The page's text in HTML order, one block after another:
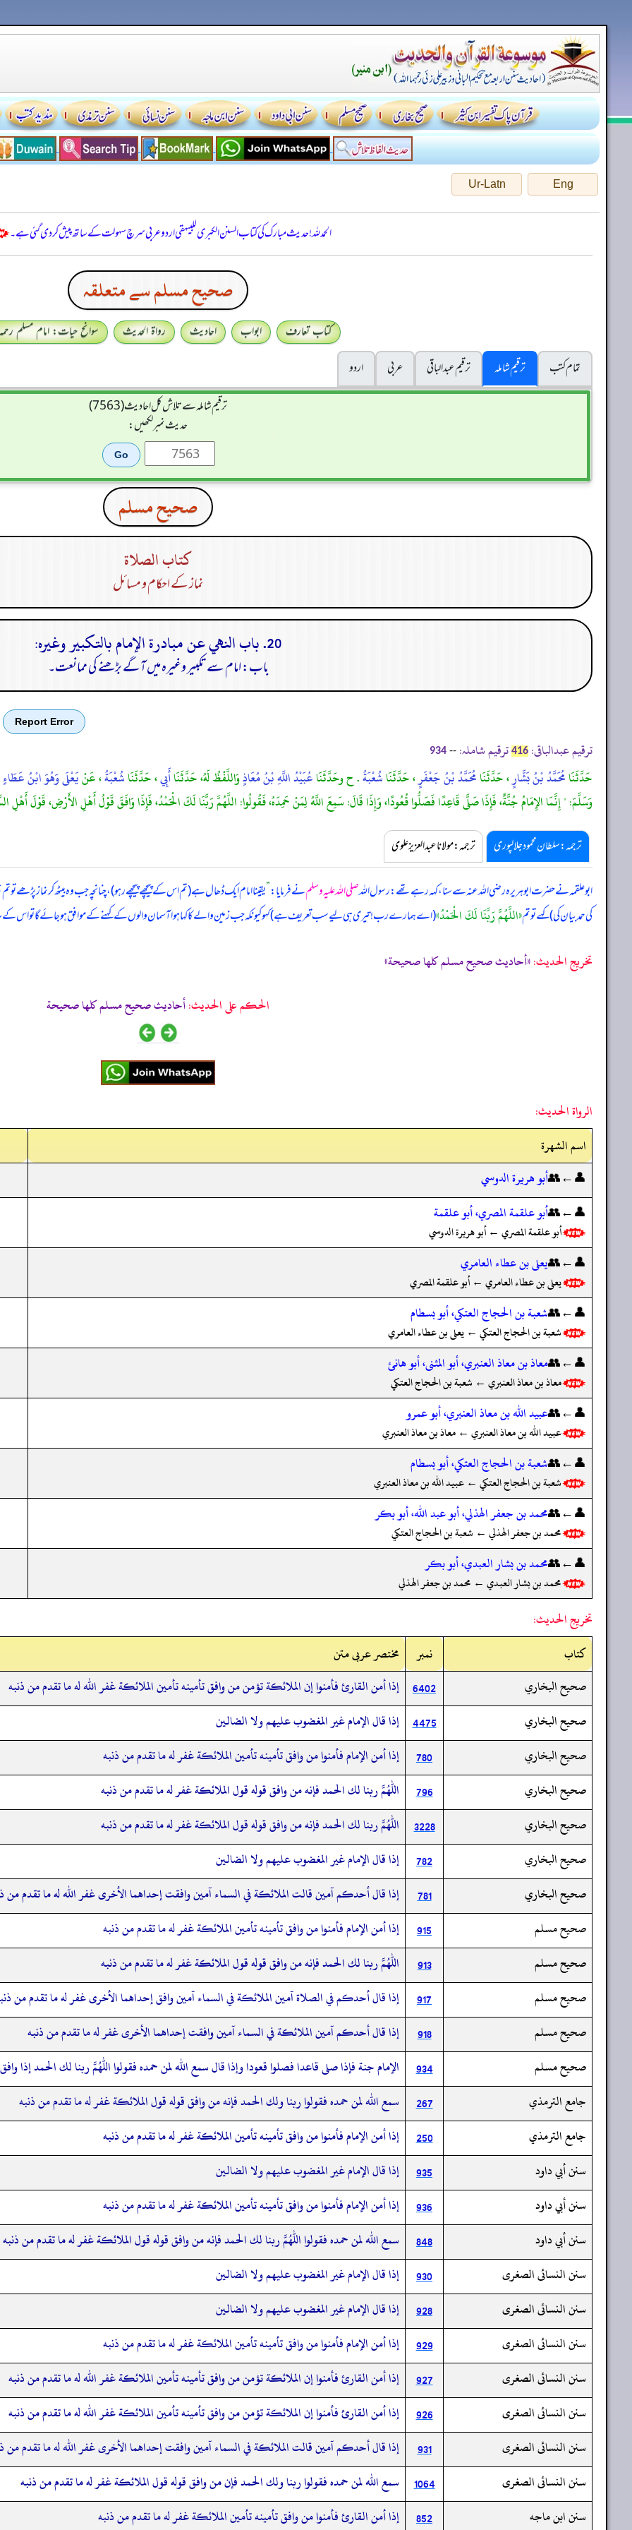
Eng
Ur-Latn
الحمدللہ! حدیث مبارک کی کتاب السنن الكبرى للبيهقي اردو عربی سرچ سہولت کے ساتھ پیش کر دی گئی ہے۔
صحيح مسلم سے متعلقہ
کتاب تعارف ابواب احادیث رواۃ الحدیث
سوانح حیات: امام مسلم
تمام کتب
ترقیم شاملہ ترقيم عبدالباقی عربی
اردو
ترقیم شاملہ سے تلاش کل احادیث (7563)
حدیث نمبر لکھیں:
صحيح مسلم
كتاب الصلاة
نماز کے احکام و مسائل
20. باب النهي عن مبادرة الإمام بالتكبير وغيره:
باب: امام سے تکبیر وغیرہ میں آگے بڑھنے کی ممانعت۔
Report Error
ترقیم عبدالباقی: 416 ترقیم شاملہ: --
934
حَدَّثَنَامُحَمَّدُ بْنُ بَشَّارٍ، حَدَّثَنَامُحَمَّدُ بْنُ جَعْفَرٍ، حَدَّثَنَاشُعْبَةُ. ح وحَدَّثَنَاعُبَيْدُ اللَّهِ بْنُ مُعَاذٍوَاللَّفْظُ لَهُ، حَدَّثَنَاأَبِي، حَدَّثَنَاشُعْبَةُ، عَنْيَعْلَى وَهُوَ ابْنُ عَطَاءٍ
وَسَلَّمَ: " إِنَّمَا الإِمَامُ جُنَّةٌ، فَإِذَا صَلَّى قَاعِدًا فَصَلُّوا قُعُودًا، وَإِذَا قَالَ: سَمِعَ اللَّهُ لِمَنْ حَمِدَهُ، فَقُولُوا: اللَّهُمَّ رَبَّنَا لَكَ الْحَمْدُ، فَإِذَا وَافَقَ قَوْلُ أَهْلِ الأَرْضِ، قَوْلَ أَهْلِ
ترجمہ:سلطان محمود جلالپوری ترجمہ:مولانا عبدالعزیز علوی
ابوعلقمہ نے حضرت ابوہریرہ رضی اللہ عنہ سے سنا، کہہ رہے تھے: رسول اللہصلی اللہ علیہ وسلمنے فرمایا:”یقینا امام ایک ڈھال ہے (تم اس کے پیچھے پیچھے رہو)، چنانچہ جب وہ بیٹھ کر نماز پڑھے تو تم
کی حمد بیان کی) کہے تو تم«اللَّهُمَّ رَبَّنَا لَكَ الْحَمْدُ»(اے ہمارے رب! تیری ہی لیے سب تعریف ہے) کہو کیونکہ جب زمین والے کا کہا ہوا آسمان والوں کے کہنے کے موافق ہو جائے گا تو اس
تخریج الحدیث:«أحاديث صحيح مسلم كلها صحيحة»
الحكم على الحديث:أحاديث صحيح مسلم كلها صحيحة
الرواة الحديث:
اسم الشهرة
👤←👥أبو هريرة الدوسي
👤←👥أبو علقمة المصري، أبو علقمة
أبو علقمة المصري ← أبو هريرة الدوسي
👤←👥يعلى بن عطاء العامري
يعلى بن عطاء العامري ← أبو علقمة المصري
👤←👥شعبة بن الحجاج العتكي، أبو بسطام
شعبة بن الحجاج العتكي ← يعلى بن عطاء العامري
👤←👥معاذ بن معاذ العنبري، أبو المثنى، أبو هانئ
معاذ بن معاذ العنبري ← شعبة بن الحجاج العتكي
👤←👥عبيد الله بن معاذ العنبري، أبو عمرو
عبيد الله بن معاذ العنبري ← معاذ بن معاذ العنبري
👤←👥شعبة بن الحجاج العتكي، أبو بسطام
شعبة بن الحجاج العتكي ← عبيد الله بن معاذ العنبري
👤←👥محمد بن جعفر الهذلي، أبو عبد الله، أبو بكر
محمد بن جعفر الهذلي ← شعبة بن الحجاج العتكي
👤←👥محمد بن بشار العبدي، أبو بكر
محمد بن بشار العبدي ← محمد بن جعفر الهذلي
تخريج الحديث:
کتاب
نمبر
مختصر عربی متن
صحيح البخاري
6402 إذا أمن القارئ فأمنوا إن الملائكة تؤمن من وافق تأمينه تأمين الملائكة غفر الله له ما تقدم من ذنبه
صحيح البخاري
4475 إذا قال الإمام غير المغضوب عليهم ولا الضالين
صحيح البخاري
780
إذا أمن الإمام فأمنوا من وافق تأمينه تأمين الملائكة غفر له ما تقدم من ذنبه
صحيح البخاري
796
اللهم ربنا لك الحمد فإنه من وافق قوله قول الملائكة غفر له ما تقدم من ذنبه
صحيح البخاري
3228
اللهم ربنا لك الحمد فإنه من وافق قوله قول الملائكة غفر له ما تقدم من ذنبه
صحيح البخاري
782
إذا قال الإمام غير المغضوب عليهم ولا الضالين
صحيح البخاري
781
إذا قال أحدكم آمين قالت الملائكة في السماء آمين وافقت إحداهما الأخرى غفر الله له ما تقدم من
صحيح مسلم
915
إذا أمن الإمام فأمنوا من وافق تأمينه تأمين الملائكة غفر له ما تقدم من ذنبه
صحيح مسلم
913
اللهم ربنا لك الحمد فإنه من وافق قوله قول الملائكة غفر له ما تقدم من ذنبه
صحيح مسلم
917
إذا قال أحدكم في الصلاة آمين الملائكة في السماء آمين وافق إحداهما الأخرى غفر له ما تقدم من
صحيح مسلم
918
إذا قال أحدكم آمين الملائكة في السماء آمين وافقت إحداهما الأخرى غفر له ما تقدم من ذنبه
صحيح مسلم
934
الإمام جنة فإذا صلى قاعدا فصلوا قعودا وإذا قال سمع الله لمن حمده فقولوا اللهم ربنا لك الحمد
جامع الترمذي
267
سمع الله لمن حمده فقولوا ربنا ولك الحمد فإنه من وافق قوله قول الملائكة غفر له ما تقدم من ذنبه
جامع الترمذي
250
إذا أمن الإمام فأمنوا من وافق تأمينه تأمين الملائكة غفر له ما تقدم من ذنبه
سنن أبي داود
935
إذا قال الإمام غير المغضوب عليهم ولا الضالين
سنن أبي داود
936
إذا أمن الإمام فأمنوا من وافق تأمينه تأمين الملائكة غفر له ما تقدم من ذنبه
سنن أبي داود
848
سمع الله لمن حمده فقولوا اللهم ربنا لك الحمد فإنه من وافق قوله قول الملائكة غفر له ما تقدم من ذنبه
سنن النسائى الصغرى
930
إذا قال الإمام غير المغضوب عليهم ولا الضالين
سنن النسائى الصغرى
928
إذا قال الإمام غير المغضوب عليهم ولا الضالين
سنن النسائى الصغرى
929
إذا أمن الإمام فأمنوا من وافق تأمينه تأمين الملائكة غفر له ما تقدم من ذنبه
سنن النسائى الصغرى
927
إذا أمن القارئ فأمنوا إن الملائكة تؤمن من وافق تأمينه تأمين الملائكة غفر الله له ما تقدم من ذنبه
سنن النسائى الصغرى
926
إذا أمن القارئ فأمنوا إن الملائكة تؤمن من وافق تأمينه تأمين الملائكة غفر الله له ما تقدم من ذنبه
سنن النسائى الصغرى
931
إذا قال أحدكم آمين قالت الملائكة في السماء آمين وافقت إحداهما الأخرى غفر الله له ما تقدم من
سنن النسائى الصغرى
1064
سمع الله لمن حمده فقولوا ربنا ولك الحمد فإن من وافق قوله قول الملائكة غفر له ما تقدم من ذنبه
سنن ابن ماجه
852 إذا أمن القارئ فأمنوا من وافق تأمينه تأمين الملائكة غفر له ما تقدم من ذنبه